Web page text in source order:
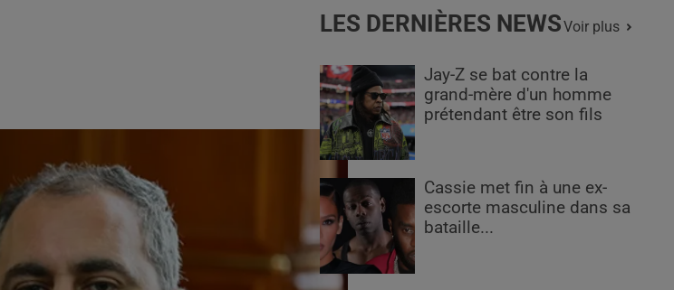
LES DERNIÈRES NEWSVoir plus
Jay-Z se bat contre la
grand-mère d'un homme
prétendant être son fils
Cassie met fin à une ex-
escorte masculine dans sa
bataille...